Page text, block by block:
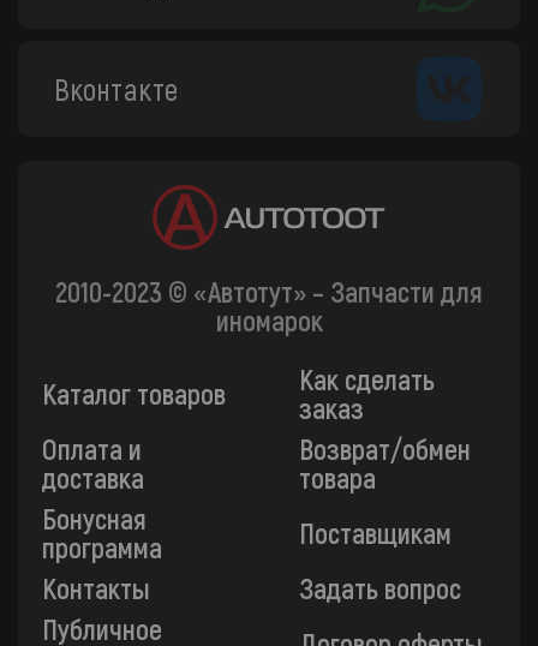
Вконтакте
2010-2023 © «Автотут» – Запчасти для
иномарок
Каталог товаров
Как сделать
заказ
Оплата и
доставка
Возврат/обмен
товара
Бонусная
программа
Поставщикам
Контакты
Задать вопрос
Публичное